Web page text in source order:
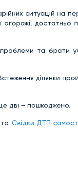
ситуацій на
огорожі, достатньо
проблеми та брати
ділянки
дві – пошкоджено.
Свідки ДТП